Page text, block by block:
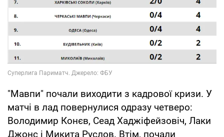
"Мавпи" почали виходити з кадрової кризи. У
матчі в лад повернулися одразу четверо:
Володимир Конєв, Сеад Хаджіфейзовіч, Лаки
Джонс і Микита Руслов. Втім, почали